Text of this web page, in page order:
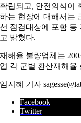
확립되고, 안전의식이
하는 현장에 대해서는
선 점검대상에 포함 등
고 밝혔다.
재해율 불량업체는
업 각 군별 환산재해율
임지혜 기자
Facebook
Twitter